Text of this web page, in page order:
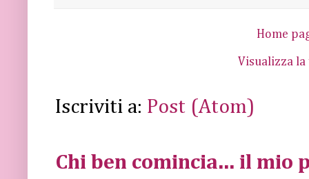
Home
Visualizza
Iscriviti a: Post (Atom)
Chi ben comincia... il